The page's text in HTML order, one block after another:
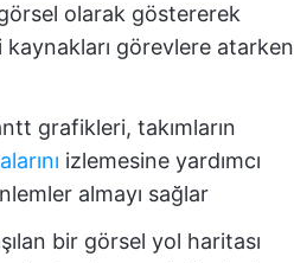
olarak göstererek
görevlere atarken
grafikleri, takımların
izlemesine yardımcı
almayı sağlar
bir görsel yol haritası